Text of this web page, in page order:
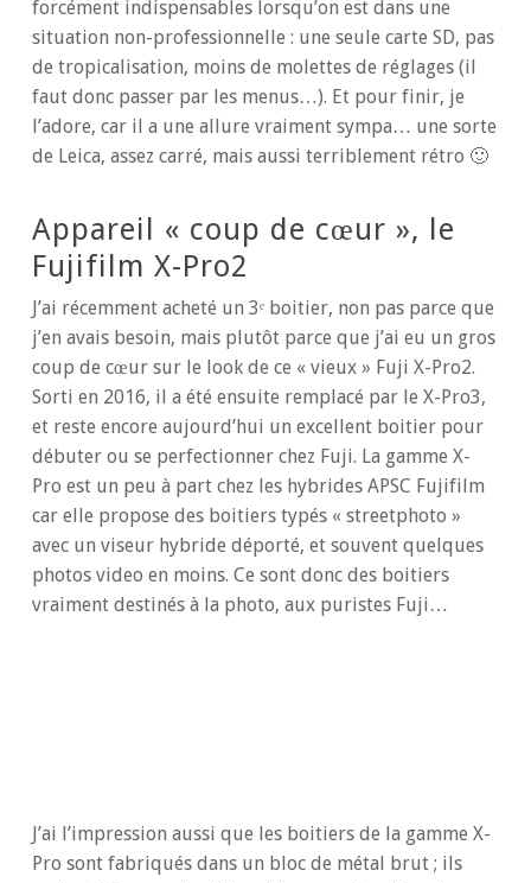
forcément indispensables lorsqu’on est dans une
situation non-professionnelle : une seule carte SD, pas
de tropicalisation, moins de molettes de réglages (il
faut donc passer par les menus…). Et pour finir, je
l’adore, car il a une allure vraiment sympa… une sorte
de Leica, assez carré, mais aussi terriblement rétro 🙂
Appareil « coup de cœur », le
Fujifilm X-Pro2
J’ai récemment acheté un 3ᵉ boitier, non pas parce que
j’en avais besoin, mais plutôt parce que j’ai eu un gros
coup de cœur sur le look de ce « vieux » Fuji X-Pro2.
Sorti en 2016, il a été ensuite remplacé par le X-Pro3,
et reste encore aujourd’hui un excellent boitier pour
débuter ou se perfectionner chez Fuji. La gamme X-
Pro est un peu à part chez les hybrides APSC Fujifilm
car elle propose des boitiers typés « streetphoto »
avec un viseur hybride déporté, et souvent quelques
photos video en moins. Ce sont donc des boitiers
vraiment destinés à la photo, aux puristes Fuji…
J’ai l’impression aussi que les boitiers de la gamme X-
Pro sont fabriqués dans un bloc de métal brut ; ils